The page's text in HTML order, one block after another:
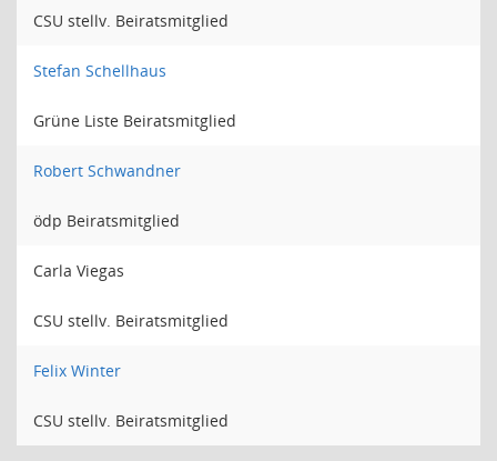
CSU stellv. Beiratsmitglied
Stefan Schellhaus
Grüne Liste Beiratsmitglied
Robert Schwandner
ödp Beiratsmitglied
Carla Viegas
CSU stellv. Beiratsmitglied
Felix Winter
CSU stellv. Beiratsmitglied